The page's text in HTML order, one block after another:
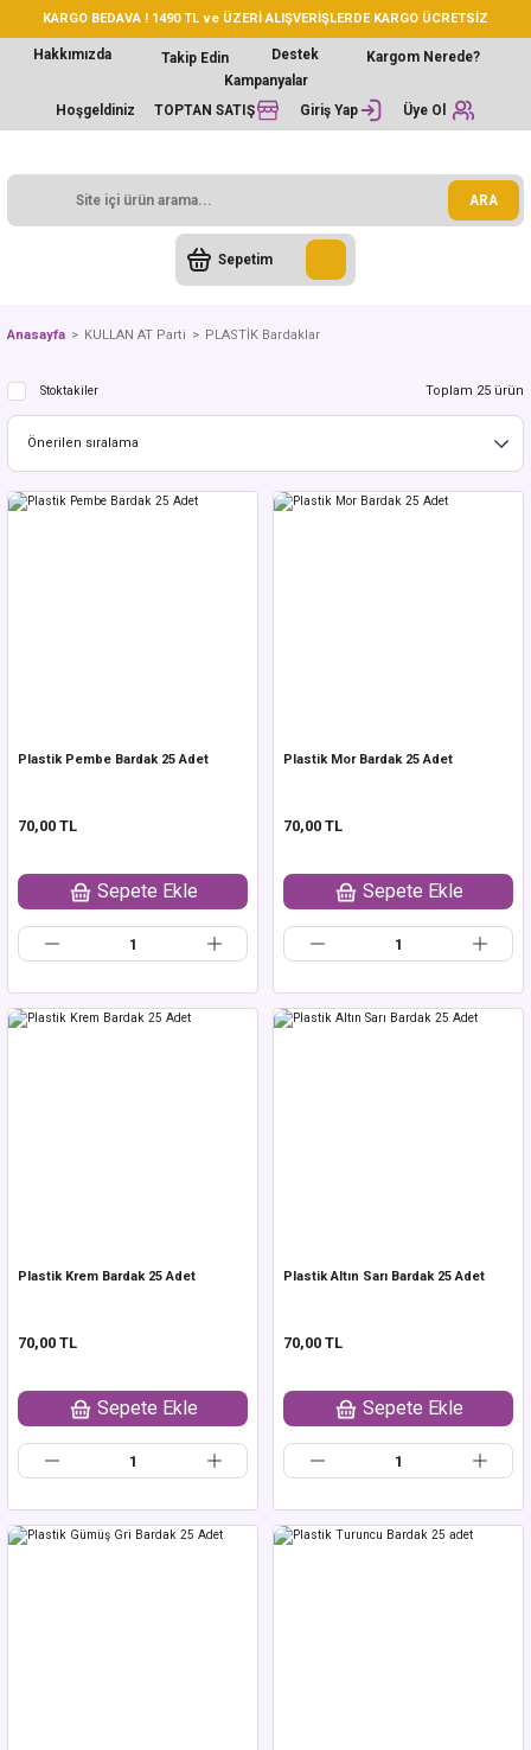
KARGO BEDAVA ! 1490 TL ve ÜZERİ ALIŞVERİŞLERDE KARGO ÜCRETSİZ
Hakkımızda Takip Edin Destek
Kargom Nerede?
Kampanyalar
Hoşgeldiniz
TOPTAN SATIŞ Giriş Yap Üye Ol
ARA
Sepetim
Anasayfa KULLAN AT Parti PLASTİK Bardaklar
Stoktakiler Toplam 25 ürün
Plastik Pembe Bardak 25 Adet
70,00 TL
Sepete Ekle
Plastik Mor Bardak 25 Adet
70,00 TL
Sepete Ekle
Plastik Krem Bardak 25 Adet
70,00 TL
Sepete Ekle
Plastik Altın Sarı Bardak 25 Adet
70,00 TL
Sepete Ekle